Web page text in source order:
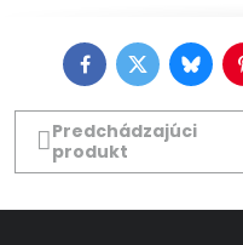
FacebookTwitter
Predchádzajúci
produkt